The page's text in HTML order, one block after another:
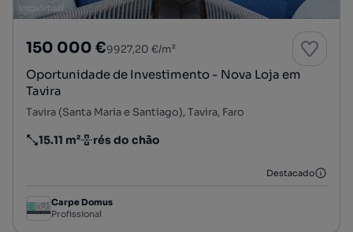
150 000 €9927,20 €/m²
Oportunidade de Investimento - Nova Loja em
Tavira
Tavira (Santa Maria e Santiago), Tavira, Faro
Preço por metro quadrado
15.11 m²
Andar rés do chão
Destacado
Carpe Domus
Profissional